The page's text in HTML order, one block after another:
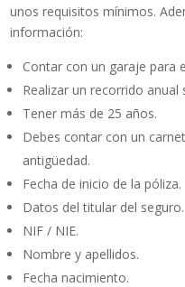
unos requisitos mínimos.
información:
Contar con un garaje para
Realizar un recorrido anual
Tener más de 25 años.
Debes contar con un
antigüedad.
Fecha de inicio de la póliza.
Datos del titular del seguro.
NIF / NIE.
Nombre y apellidos.
Fecha nacimiento.